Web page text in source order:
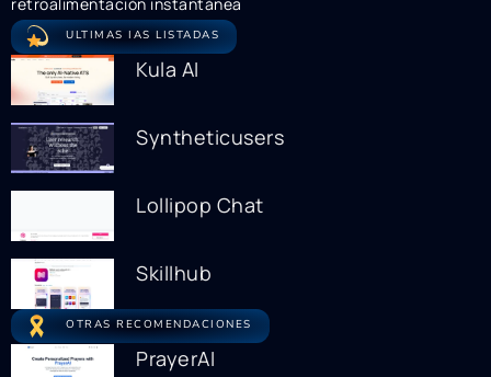
ULTIMAS IAS LISTADAS
Kula AI
Syntheticusers
Lollipop Chat
Skillhub
OTRAS RECOMENDACIONES
PrayerAI